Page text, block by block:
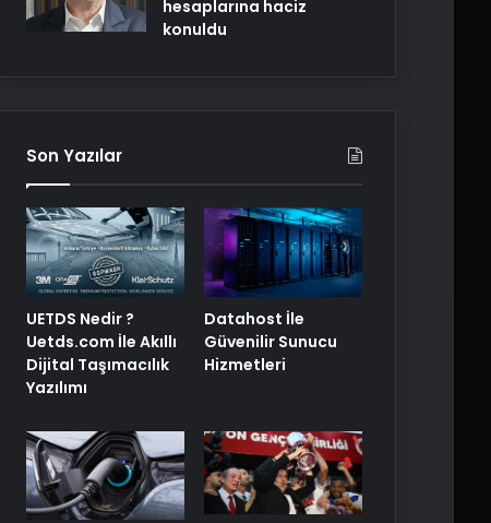
hesaplarına haciz
konuldu
Son Yazılar
UETDS Nedir ?
Uetds.com İle Akıllı
Dijital Taşımacılık
Yazılımı
Datahost İle
Güvenilir Sunucu
Hizmetleri